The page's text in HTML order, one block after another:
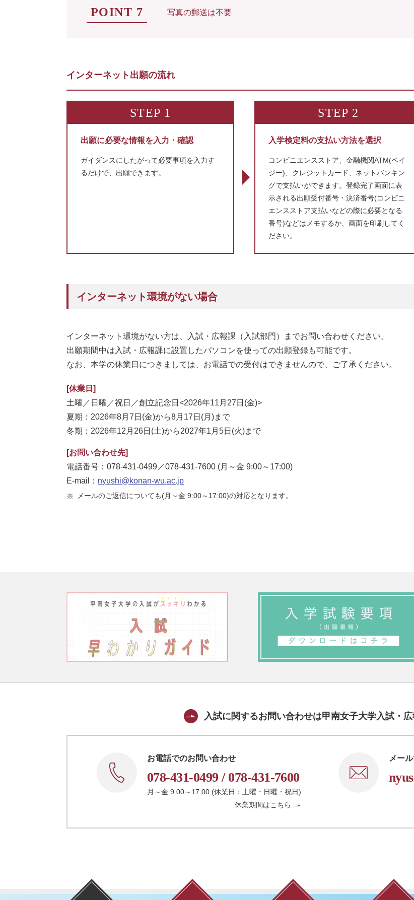
POINT 7 写真の郵送は不要
インターネット出願の流れ
STEP 1
出願に必要な情報を入力・確認
ガイダンスにしたがって必要事項を入力す
るだけで、出願できます。
STEP 2
入学検定料の支払い方法を選択
コンビニエンスストア、金融機関ATM(ペイ
ジー)、クレジットカード、ネットバンキン
グで支払いができます。登録完了画面に表
示される出願受付番号・決済番号(コンビニ
エンスストア支払いなどの際に必要となる
番号)などはメモするか、画面を印刷してく
ださい。
インターネット環境がない場合
インターネット環境がない方は、入試・広報課（入試部門）までお問い合わせください。
出願期間中は入試・広報課に設置したパソコンを使っての出願登録も可能です。
なお、本学の休業日につきましては、お電話での受付はできませんので、ご了承ください。
[休業日]
土曜／日曜／祝日／創立記念日<2026年11月27日(金)>
夏期：2026年8月7日(金)から8月17日(月)まで
冬期：2026年12月26日(土)から2027年1月5日(火)まで
[お問い合わせ先]
電話番号： 078-431-0499 ／078-431-7600 (月～金 9:00～17:00)
E-mail： nyushi@konan-wu.ac.jp
※ メールのご返信についても(月～金 9:00～17:00)の対応となります。
入試に関するお問い合わせは甲南女子大学入試・
お電話でのお問い合わせ
078-431-0499 / 078-431-7600
月～金 9:00～17:00 (休業日：土曜・日曜・祝日)
休業期間はこちら
メー